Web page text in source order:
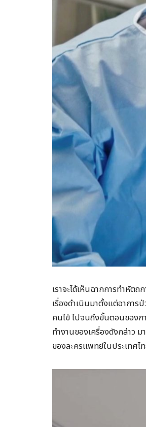
เราจะได้เห็นฉากการทำหัต
เรื่องดำเนินมาตั้งแต่อาการ
คนไข้ ไปจนถึงขั้นตอนของก
ทำงานของเครื่องดังกล่าว
ของละครแพทย์ในประเทศไ